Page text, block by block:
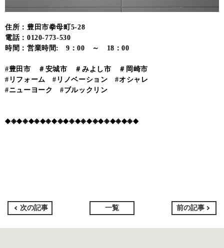
住所：豊田市拳母町5-28
電話：0120-773-530
時間：営業時間: 9：00 ～ 18：00
#豊田市 ＃安城市 ＃みよし市 ＃岡崎市
#リフォーム #リノベーション #オシャレ
#ニューヨーク #ブルックリン
◆◈◆◈◆◈◆◈◆◈◆◈◆◈◆◈◆◈◆◈◆◈◆
次の記事 一覧 前の記事